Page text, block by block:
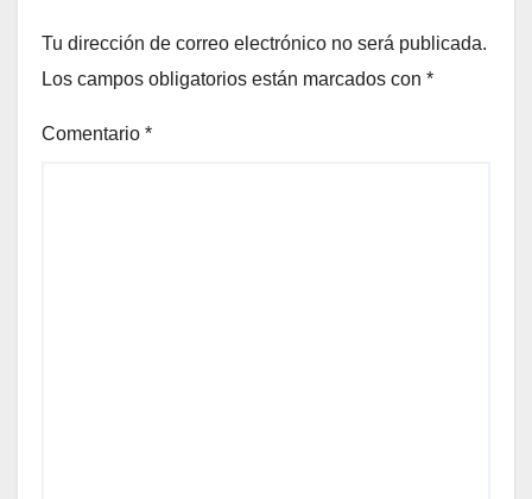
Tu dirección de correo electrónico no será publicada.
Los campos obligatorios están marcados con *
Comentario *